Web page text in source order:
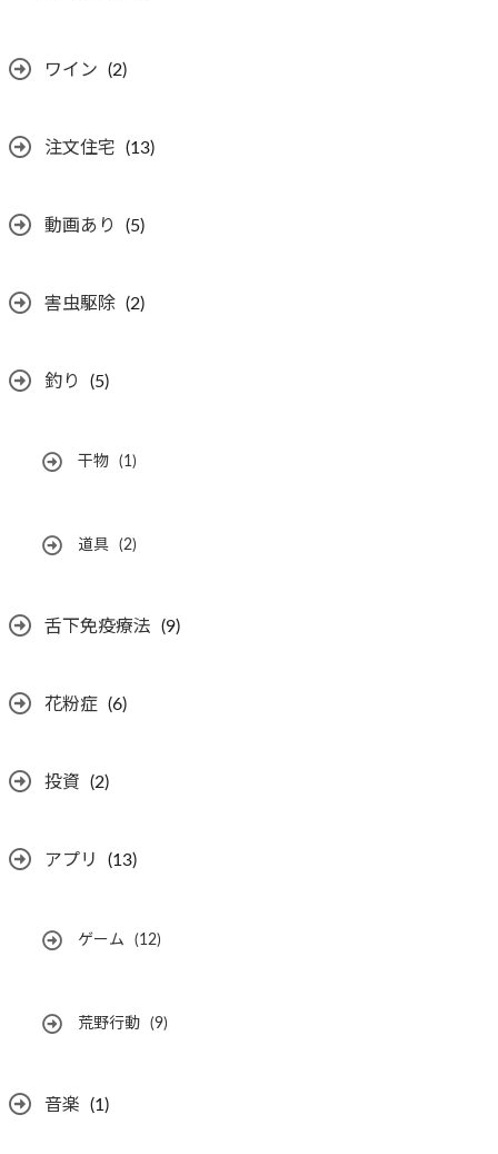
ワイン (2)
注文住宅 (13)
動画あり (5)
害虫駆除 (2)
釣り (5)
干物 (1)
道具 (2)
舌下免疫療法 (9)
花粉症 (6)
投資 (2)
アプリ (13)
ゲーム (12)
荒野行動 (9)
音楽 (1)